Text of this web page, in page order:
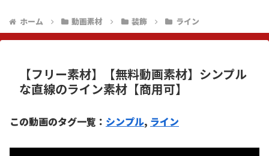
ホーム 動画素材 装飾 ライン
【フリー素材】【無料動画素材】シンプル
な直線のライン素材【商用可】
この動画のタグ一覧： シンプル, ライン